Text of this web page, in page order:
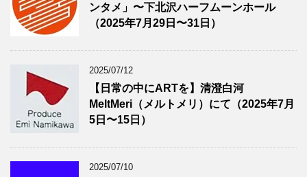
ンタメ」〜下北沢ハーフムーンホール
（2025年7月29日〜31日）
2025/07/12
【日常の中にARTを】清澄白河
MeltMeri（メルトメリ）にて（2025年7月
5日〜15日）
2025/07/10